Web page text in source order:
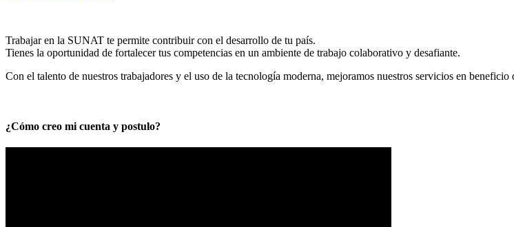
Trabajar en la SUNAT te permite contribuir con el desarrollo de tu país.
Tienes la oportunidad de fortalecer tus competencias en un ambiente de trabajo colaborativo y desafiante.
Con el talento de nuestros trabajadores y el uso de la tecnología moderna, mejoramos nuestros servicios en beneficio
¿Cómo creo mi cuenta y postulo?